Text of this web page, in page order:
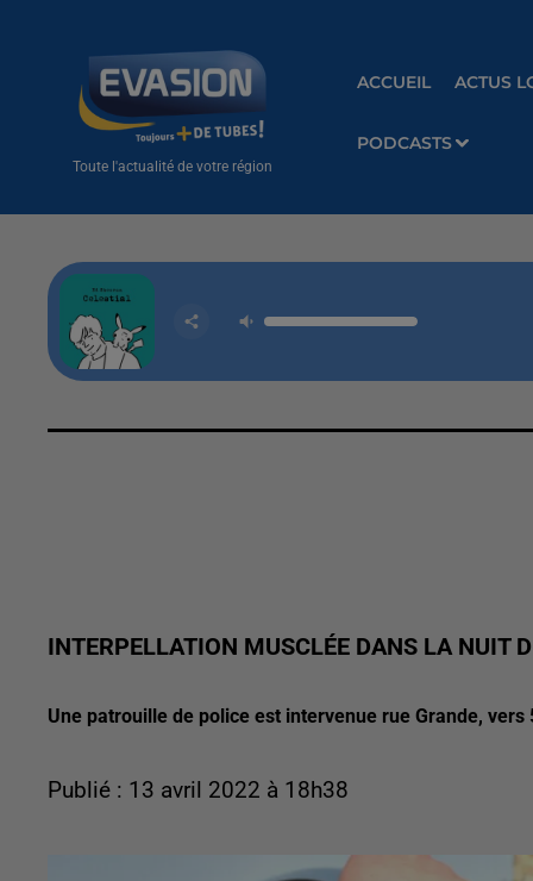
Toute l'actualité de votre région
ACCUEIL ACTUS
PODCASTS
INTERPELLATION MUSCLÉE DANS LA NUIT
Une patrouille de police est intervenue rue Grande, vers
Publié : 13 avril 2022 à 18h38